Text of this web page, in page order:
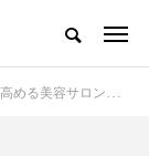
ンの重要施策6つのポイント